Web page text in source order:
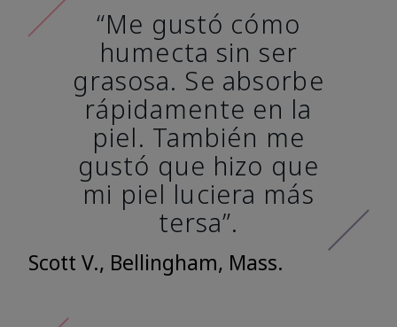
“Me gustó cómo
humecta sin ser
grasosa. Se absorbe
rápidamente en la
piel. También me
gustó que hizo que
mi piel luciera más
tersa”.
Scott V., Bellingham, Mass.